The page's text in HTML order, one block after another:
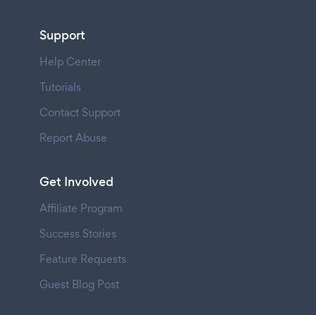
Support
Help Center
Tutorials
Contact Support
Report Abuse
Get Involved
Affiliate Program
Success Stories
Feature Requests
Guest Blog Post